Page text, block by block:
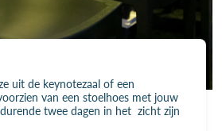
uit de keynotezaal of een
van een stoelhoes met jouw
twee dagen in het zicht zijn